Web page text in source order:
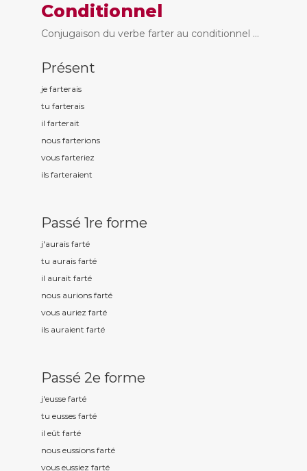
Conditionnel
Conjugaison du verbe farter au conditionnel ...
Présent
je farterais
tu farterais
il farterait
nous farterions
vous farteriez
ils farteraient
Passé 1re forme
j'aurais farté
tu aurais farté
il aurait farté
nous aurions farté
vous auriez farté
ils auraient farté
Passé 2e forme
j'eusse farté
tu eusses farté
il eût farté
nous eussions farté
vous eussiez farté